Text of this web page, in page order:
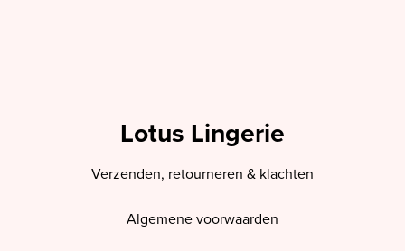
Lotus Lingerie
Verzenden, retourneren & klachten
Algemene voorwaarden